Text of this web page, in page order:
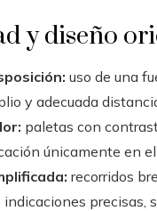
y diseño
uso de una
y adecuada
paletas con
únicamente en el
recorridos
indicaciones precisas,